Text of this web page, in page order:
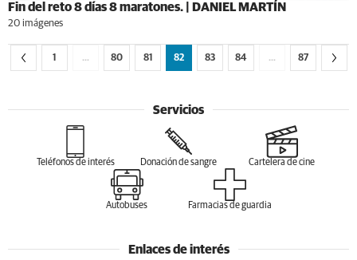
Fin del reto 8 días 8 maratones. | DANIEL MARTÍN
20 imágenes
1 … 80 81 82 83 84 … 87
Servicios
Teléfonos de interés Donación de sangre Cartelera de cine
Autobuses Farmacias de guardia
Enlaces de interés